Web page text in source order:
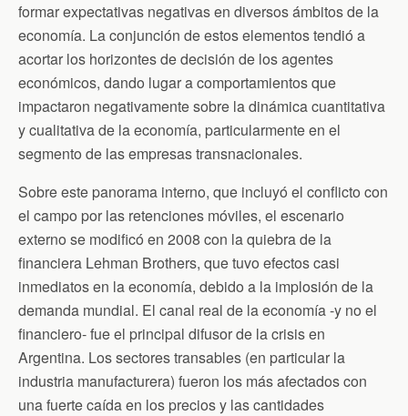
formar expectativas negativas en diversos ámbitos de la
economía. La conjunción de estos elementos tendió a
acortar los horizontes de decisión de los agentes
económicos, dando lugar a comportamientos que
impactaron negativamente sobre la dinámica cuantitativa
y cualitativa de la economía, particularmente en el
segmento de las empresas transnacionales.
Sobre este panorama interno, que incluyó el conflicto con
el campo por las retenciones móviles, el escenario
externo se modificó en 2008 con la quiebra de la
financiera Lehman Brothers, que tuvo efectos casi
inmediatos en la economía, debido a la implosión de la
demanda mundial. El canal real de la economía -y no el
financiero- fue el principal difusor de la crisis en
Argentina. Los sectores transables (en particular la
industria manufacturera) fueron los más afectados con
una fuerte caída en los precios y las cantidades